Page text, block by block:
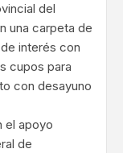
del
una carpeta de
interés con
cupos para
con desayuno
el apoyo
de